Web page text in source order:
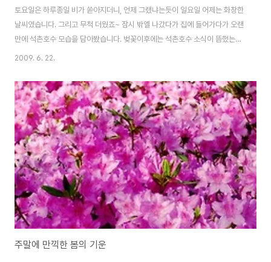
토요일은 하루종일 비가 쏟아지더니, 언제 그랬냐는듯이 일요일 어제는 화창한
날씨였습니다. 그리고 무척 더웠죠~ 잠시 밖엘 나갔다가 집에 들어가다가 오랜
만에 석촌호수 모습을 담아봤습니다. 벚꽃이후에는 석촌호수 소식이 뜸했는데
요. 어느새 짙은 녹음으로 뒤덮혀 있는 석촌호수~ 그리고 그 사이에는 들국화
피어있어 잘 어울립니다. 제 주력렌즈였던 AF NIKKOR 28-105mm D가 고
장나면서 그동안 임시로 아빠번들로 찍고 있었는데 주말에 AF NIKKOR 24-
120mm D와 새 식구가 되었습니다. 그리고 찍어본 사진들입니다. 정말 여러
가지 알록달록한 꽃들이 피어있었는데요. 항상 출근길에 보는 여러 꽃들을 이
제서야 카메라로 담아봤습니다...
2009. 6. 22.
주말에 만끽한 봄의 기운